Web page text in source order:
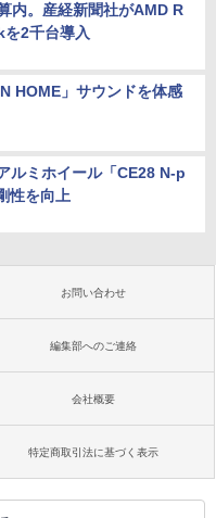
内。産経新聞社がAMD R
2千台導入
HOME」サウンドを体感
ルミホイール「CE28 N-p
性を向上
お問い合わせ
編集部へのご連絡
会社概要
特定商取引法に基づく表示